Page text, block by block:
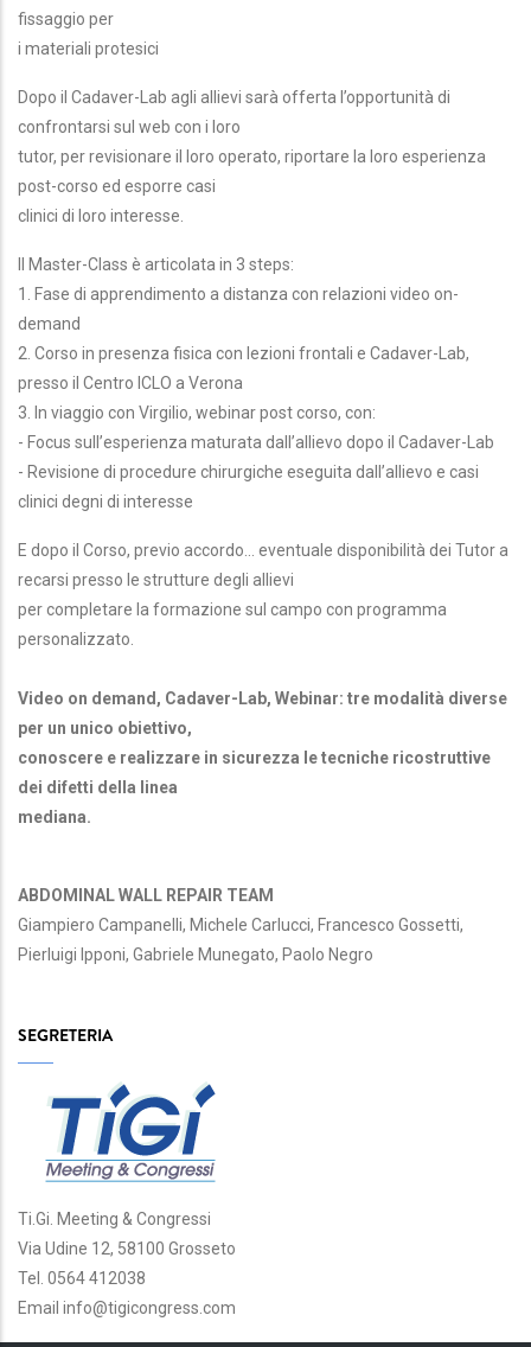
fissaggio per
i materiali protesici
Dopo il Cadaver-Lab agli allievi sarà offerta l’opportunità di
confrontarsi sul web con i loro
tutor, per revisionare il loro operato, riportare la loro esperienza
post-corso ed esporre casi
clinici di loro interesse.
Il Master-Class è articolata in 3 steps:
1. Fase di apprendimento a distanza con relazioni video on-
demand
2. Corso in presenza fisica con lezioni frontali e Cadaver-Lab,
presso il Centro ICLO a Verona
3. In viaggio con Virgilio, webinar post corso, con:
- Focus sull’esperienza maturata dall’allievo dopo il Cadaver-Lab
- Revisione di procedure chirurgiche eseguita dall’allievo e casi
clinici degni di interesse
E dopo il Corso, previo accordo… eventuale disponibilità dei Tutor a
recarsi presso le strutture degli allievi
per completare la formazione sul campo con programma
personalizzato.
Video on demand, Cadaver-Lab, Webinar: tre modalità diverse
per un unico obiettivo,
conoscere e realizzare in sicurezza le tecniche ricostruttive
dei difetti della linea
mediana.
ABDOMINAL WALL REPAIR TEAM
Giampiero Campanelli, Michele Carlucci, Francesco Gossetti,
Pierluigi Ipponi, Gabriele Munegato, Paolo Negro
SEGRETERIA
Ti.Gi. Meeting & Congressi
Via Udine 12, 58100 Grosseto
Tel. 0564 412038
Email info@tigicongress.com